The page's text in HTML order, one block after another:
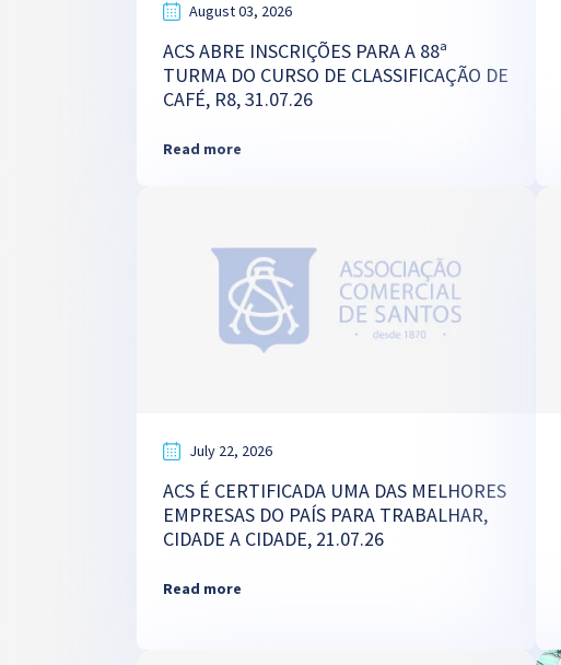
August 03, 2026
ACS ABRE INSCRIÇÕES PARA A 88ª
TURMA DO CURSO DE CLASSIFICAÇÃO DE
CAFÉ, R8, 31.07.26
Read more
July 22, 2026
ACS É CERTIFICADA UMA DAS MELHORES
EMPRESAS DO PAÍS PARA TRABALHAR,
CIDADE A CIDADE, 21.07.26
Read more